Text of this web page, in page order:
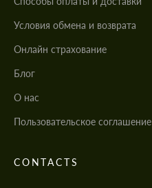
Условия обмена и возврата
Онлайн страхование
Блог
О нас
Пользовательское соглашение
CONTACTS